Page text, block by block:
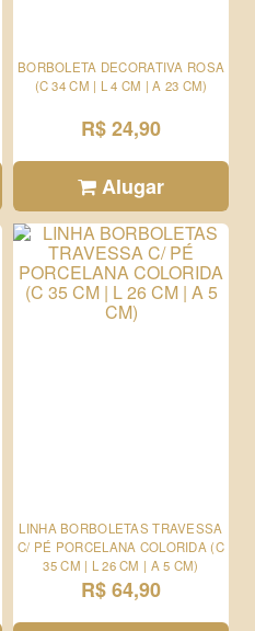
BORBOLETA DECORATIVA ROSA
(C 34 CM | L 4 CM | A 23 CM)
R$ 24,90
Alugar
LINHA BORBOLETAS TRAVESSA
C/ PÉ PORCELANA COLORIDA (C
35 CM | L 26 CM | A 5 CM)
R$ 64,90